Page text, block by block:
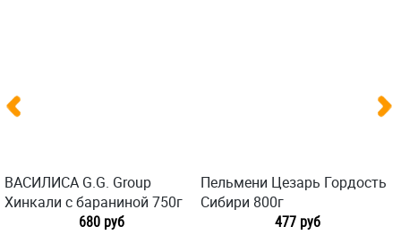
ВАСИЛИСА G.G. Group
Хинкали с бараниной 750г
680 руб
Пельмени Цезарь Гордость
Сибири 800г
477 руб